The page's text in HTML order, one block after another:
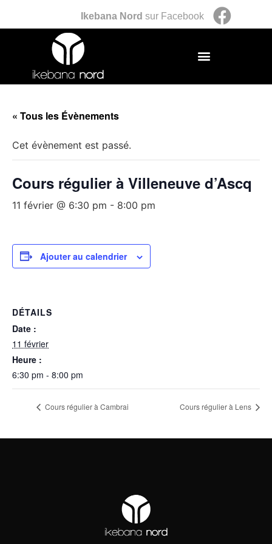
Ikebana Nord sur Facebook
« Tous les Évènements
Cet évènement est passé.
Cours régulier à Villeneuve d’Ascq
11 février @ 6:30 pm - 8:00 pm
Ajouter au calendrier
DÉTAILS
Date :
11 février
Heure :
6:30 pm - 8:00 pm
Cours régulier à Cambrai Cours régulier à Lens